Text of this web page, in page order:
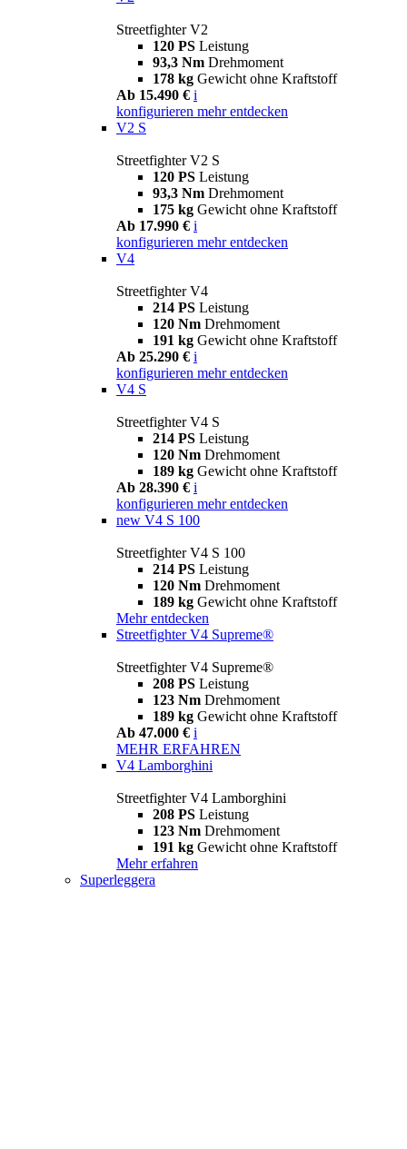
Streetfighter V2
120 PS Leistung
93,3 Nm Drehmoment
178 kg Gewicht ohne Kraftstoff
Ab 15.490 € i
konfigurieren mehr entdecken
V2 S
Streetfighter V2 S
120 PS Leistung
93,3 Nm Drehmoment
175 kg Gewicht ohne Kraftstoff
Ab 17.990 € i
konfigurieren mehr entdecken
V4
Streetfighter V4
214 PS Leistung
120 Nm Drehmoment
191 kg Gewicht ohne Kraftstoff
Ab 25.290 € i
konfigurieren mehr entdecken
V4 S
Streetfighter V4 S
214 PS Leistung
120 Nm Drehmoment
189 kg Gewicht ohne Kraftstoff
Ab 28.390 € i
konfigurieren mehr entdecken
new V4 S 100
Streetfighter V4 S 100
214 PS Leistung
120 Nm Drehmoment
189 kg Gewicht ohne Kraftstoff
Mehr entdecken
Streetfighter V4 Supreme®
Streetfighter V4 Supreme®
208 PS Leistung
123 Nm Drehmoment
189 kg Gewicht ohne Kraftstoff
Ab 47.000 € i
MEHR ERFAHREN
V4 Lamborghini
Streetfighter V4 Lamborghini
208 PS Leistung
123 Nm Drehmoment
191 kg Gewicht ohne Kraftstoff
Mehr erfahren
Superleggera